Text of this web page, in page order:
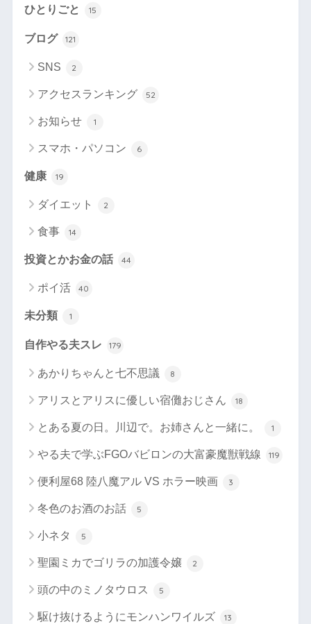
ひとりごと 15
ブログ 121
SNS 2
アクセスランキング 52
お知らせ 1
スマホ・パソコン 6
健康 19
ダイエット 2
食事 14
投資とかお金の話 44
ポイ活 40
未分類 1
自作やる夫スレ 179
あかりちゃんと七不思議 8
アリスとアリスに優しい宿儺おじさん 18
とある夏の日。川辺で。お姉さんと一緒に。 1
やる夫で学ぶFGOバビロンの大富豪魔獣戦線 119
便利屋68 陸八魔アル VS ホラー映画 3
冬色のお酒のお話 5
小ネタ 5
聖園ミカでゴリラの加護令嬢 2
頭の中のミノタウロス 5
駆け抜けるようにモンハンワイルズ 13